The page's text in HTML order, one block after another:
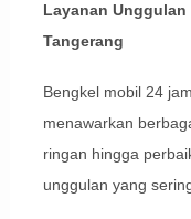
Layanan
Tangerang
Bengkel mobil 24
menawarkan
ringan hingga
unggulan yang